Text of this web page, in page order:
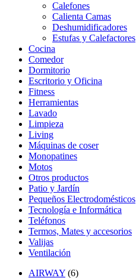
Calefones
Calienta Camas
Deshumidificadores
Estufas y Calefactores
Cocina
Comedor
Dormitorio
Escritorio y Oficina
Fitness
Herramientas
Lavado
Limpieza
Living
Máquinas de coser
Monopatines
Motos
Otros productos
Patio y Jardín
Pequeños Electrodomésticos
Tecnología e Informática
Teléfonos
Termos, Mates y accesorios
Valijas
Ventilación
AIRWAY (6)